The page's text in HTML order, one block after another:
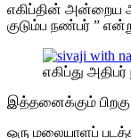
எகிப்தின் அன்றைய
குடும்ப நண்பர் ”
எகிப்து
இத்தனைக்கும்
ஒரு மலையாளப்